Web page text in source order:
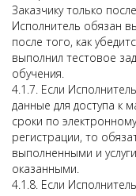
Заказчику только
Исполнитель обязан
после того, как
выполнил тестовое
обучения.
4.1.7. Если
данные для доступа к
сроки по
регистрации, то
выполненными и
оказанными.
4.1.8. Если